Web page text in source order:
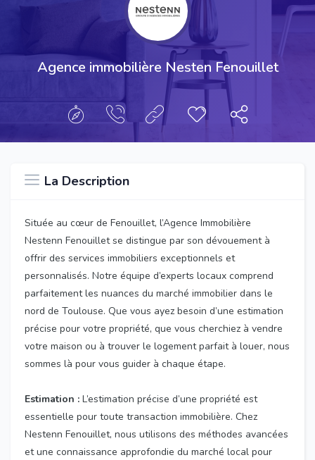
Agence immobilière Nesten Fenouillet
La Description
Située au cœur de Fenouillet, l’Agence Immobilière
Nestenn Fenouillet se distingue par son dévouement à
offrir des services immobiliers exceptionnels et
personnalisés. Notre équipe d’experts locaux comprend
parfaitement les nuances du marché immobilier dans le
nord de Toulouse. Que vous ayez besoin d’une estimation
précise pour votre propriété, que vous cherchiez à vendre
votre maison ou à trouver le logement parfait à louer, nous
sommes là pour vous guider à chaque étape.
Estimation : L’estimation précise d’une propriété est
essentielle pour toute transaction immobilière. Chez
Nestenn Fenouillet, nous utilisons des méthodes avancées
et une connaissance approfondie du marché local pour